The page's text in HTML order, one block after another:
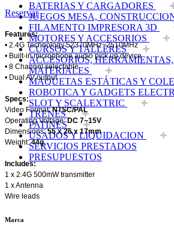
BATERIAS Y CARGADORES
JUEGOS MESA,
FILAMENTO IMPRESORA 3D
MOTORES Y ACCESORIOS
CURSOS Y TALLERES
ACCESORIOS,
MATERIALES
MAQUETAS ESTÁTICAS Y
ROBOTICA Y GADGETS
SLOT Y SCALEXTRIC
TRENES
PATINES
USADOS Y LIQUIDACION
SERVICIOS PRESTADOS
PRESUPUESTOS
Reservar
Features:
• 2.4G Technology 52370MHz~2510MHz
• Built-in microphone audio pick up device
• 8 Channel selectable
• Dual AV output
Specs:
Video Format:NTSC/PAL
Operating Voltage:DC 7~15V
Dimensions:55 x 26 x 17mm
Weight:44g
Includes:
1 x 2.4G 500mW transmitter
1 x Antenna
Wire leads
Marca